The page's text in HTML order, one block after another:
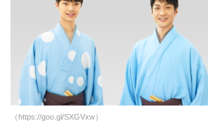
（https://goo.gl/SXGVxw）